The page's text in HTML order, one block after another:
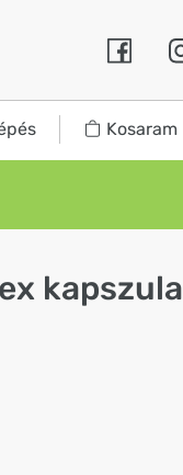
Kosaram
kapszula